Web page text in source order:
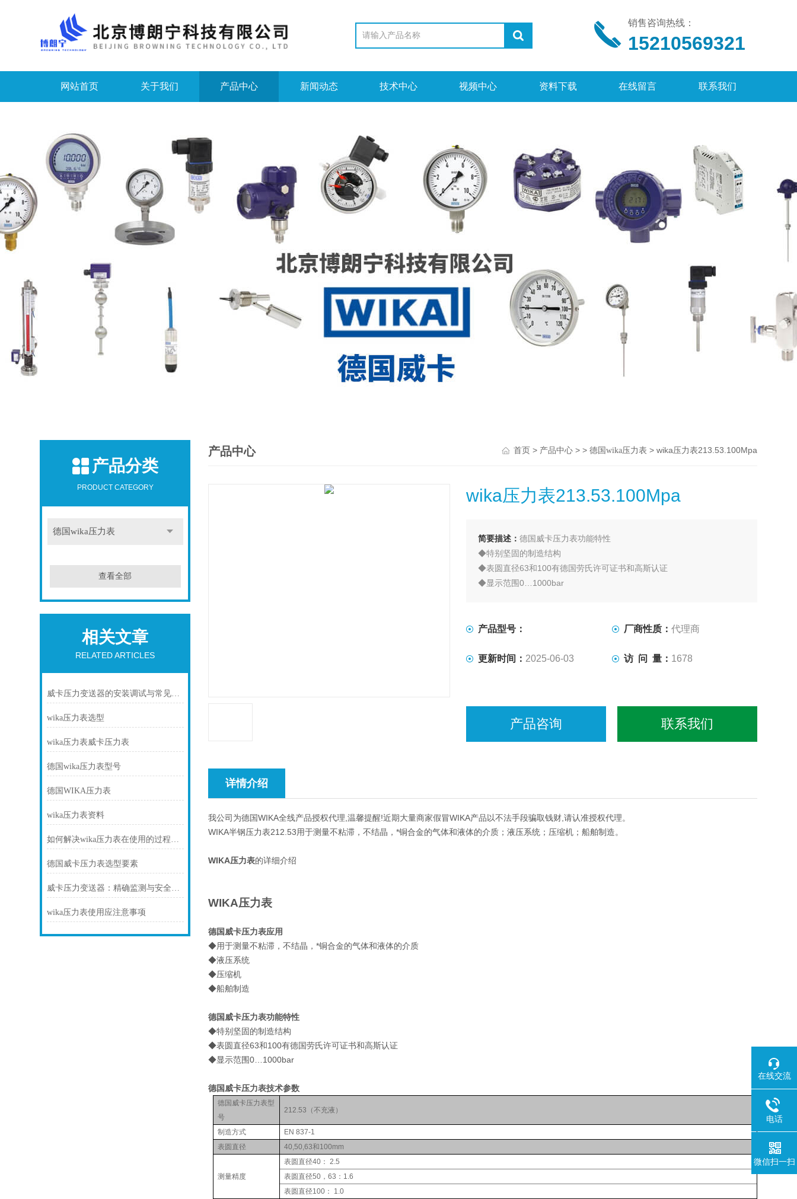
销售咨询热线：
15210569321
网站首页 关于我们 产品中心 新闻动态 技术中心 视频中心 资料下载 在线留言 联系我们
产品分类
PRODUCT CATEGORY
德国wika压力表
查看全部
相关文章
RELATED ARTICLES
威卡压力变送器的安装调试与常见故障排除
wika压力表选型
wika压力表威卡压力表
德国wika压力表型号
德国WIKA压力表
wika压力表资料
如何解决wika压力表在使用的过程中出现断裂的情况？
德国威卡压力表选型要素
威卡压力变送器：精确监测与安全控制的必备装备
wika压力表使用应注意事项
产品中心 首页> 产品中心> > 德国wika压力表 > wika压力表213.53.100Mpa
wika压力表213.53.100Mpa
简要描述：德国威卡压力表功能特性
◆特别坚固的制造结构
◆表圆直径63和100有德国劳氏许可证书和高斯认证
◆显示范围0…1000bar
产品型号： 厂商性质： 代理商
更新时间： 2025-06-03 访 问 量： 1678
产品咨询 联系我们
详情介绍
我公司为德国WIKA全线产品授权代理,温馨提醒!近期大量商家假冒WIKA产品以不法手段骗取钱财,请认准授权代理。
WIKA半钢压力表212.53用于测量不粘滞，不结晶，*铜合金的气体和液体的介质；液压系统；压缩机；船舶制造。
WIKA压力表的详细介绍
WIKA压力表
德国威卡压力表应用
◆用于测量不粘滞，不结晶，*铜合金的气体和液体的介质
◆液压系统
◆压缩机
◆船舶制造
德国威卡压力表功能特性
◆特别坚固的制造结构
◆表圆直径63和100有德国劳氏许可证书和高斯认证
◆显示范围0…1000bar
德国威卡压力表技术参数
德国威卡压力表型
号
212.53（不充液）
制造方式
EN 837-1
表圆直径
40,50,63和100mm
测量精度
表圆直径40： 2.5
表圆直径50，63：1.6
表圆直径100： 1.0
在线交流
电话
微信扫一扫